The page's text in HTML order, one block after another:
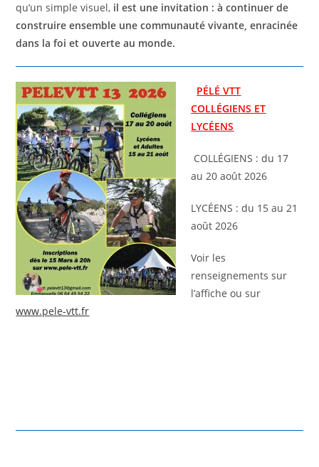
qu’un simple visuel, il est une invitation : à continuer de
construire ensemble une communauté vivante, enracinée
dans la foi et ouverte au monde.
PÉLÉ VTT
COLLÉGIENS ET
LYCÉENS
COLLÉGIENS : du 17
au 20 août 2026
LYCÉENS : du 15 au 21
août 2026
Voir les
renseignements sur
l’affiche ou sur
www.pele-vtt.fr